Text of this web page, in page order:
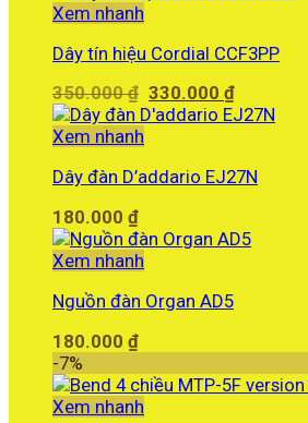
Xem nhanh
Dây tín hiệu Cordial CCF3PP
350.000₫ Giá
gốc
330.000₫Giá
hiện
330.000 ₫.
Xem nhanh
Dây đàn D’addario EJ27N
180.000 ₫
Xem nhanh
Nguồn đàn Organ AD5
180.000 ₫
-7%
Xem nhanh